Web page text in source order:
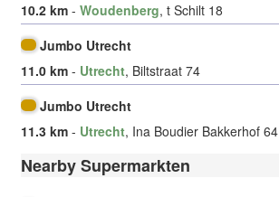
10.2 km - Woudenberg, t Schilt 18
Jumbo Utrecht
11.0 km - Utrecht, Biltstraat 74
Jumbo Utrecht
11.3 km - Utrecht, Ina Boudier Bakkerhof 64
Nearby Supermarkten